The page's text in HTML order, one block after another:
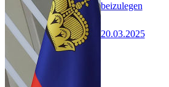
beizulegen
20.03.2025